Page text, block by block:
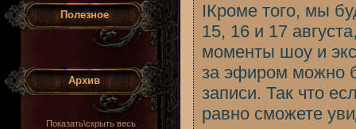
Полезное
Архив
Показать\скрыть весь
IКроме того, мы
15, 16 и 17
моменты шоу и
за эфиром можно
записи. Так что
равно сможете